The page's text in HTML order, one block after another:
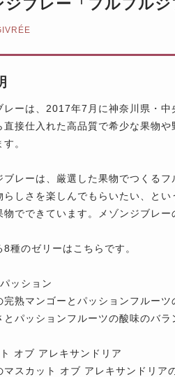
ジブレー「フルフル
レーは、2017年7月に神奈川県・
直接仕入れた高品質で希少な果物
。
ブレーは、厳選した果物でつくる
らしさを楽しんでもらいたい、と
物でできています。メゾンジブレー
8種のゼリーはこちらです。
ッション
完熟マンゴーとパッションフルー
とパッションフルーツの酸味のバラ
オブ アレキサンドリア
マスカット オブ アレキサンドリア